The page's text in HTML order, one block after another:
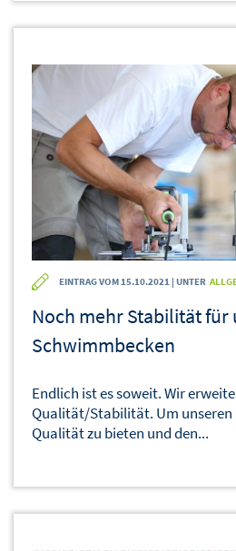
EINTRAG VOM 15.10.2021 | UNTER
Noch mehr Stabilität für
Schwimmbecken
Endlich ist es soweit. Wir
Qualität/Stabilität. Um unseren
Qualität zu bieten und den...